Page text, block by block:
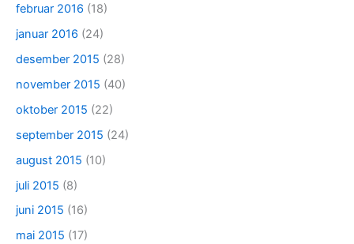
februar 2016 (18)
januar 2016 (24)
desember 2015 (28)
november 2015 (40)
oktober 2015 (22)
september 2015 (24)
august 2015 (10)
juli 2015 (8)
juni 2015 (16)
mai 2015 (17)